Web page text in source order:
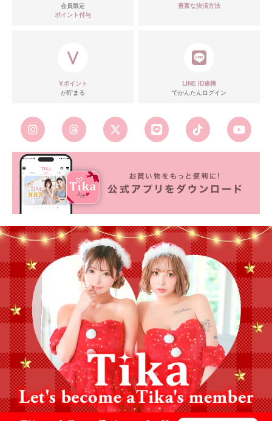
会員限定
ポイント付与
豊富な決済方法
Vポイント
が貯まる
LINE ID連携
でかんたんログイン